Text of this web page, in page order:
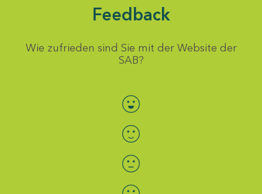
Feedback
Wie zufrieden sind Sie mit der Website der
SAB?
Bewertung auswählen